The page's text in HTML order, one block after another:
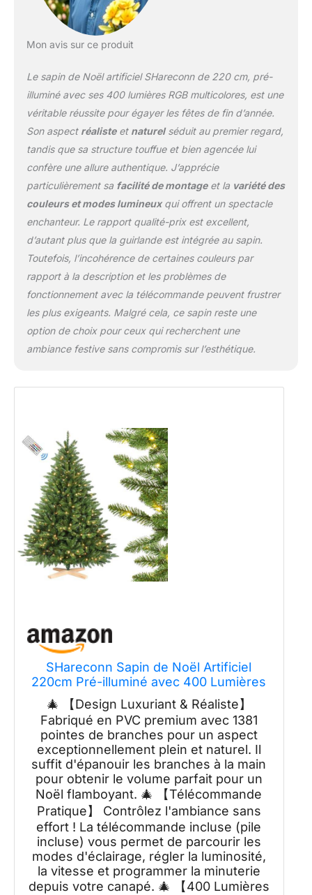
Mon avis sur ce produit
Le sapin de Noël artificiel SHareconn de 220 cm, pré-
illuminé avec ses 400 lumières RGB multicolores, est une
véritable réussite pour égayer les fêtes de fin d’année.
Son aspect réalisteet naturelséduit au premier regard,
tandis que sa structure touffue et bien agencée lui
confère une allure authentique. J’apprécie
particulièrement sa facilité de montageet la variété des
couleurs et modes lumineuxqui offrent un spectacle
enchanteur. Le rapport qualité-prix est excellent,
d’autant plus que la guirlande est intégrée au sapin.
Toutefois, l’incohérence de certaines couleurs par
rapport à la description et les problèmes de
fonctionnement avec la télécommande peuvent frustrer
les plus exigeants. Malgré cela, ce sapin reste une
option de choix pour ceux qui recherchent une
ambiance festive sans compromis sur l’esthétique.
SHareconn Sapin de Noël Artificiel
220cm Pré-illuminé avec 400 Lumières
RGB Multicolores & Télécommande, 1381
Pointes de Branches sur Support en
Bois Croisé Stable, Décoration de Fêtes
pour la Maison
🎄 【Design Luxuriant & Réaliste】
Fabriqué en PVC premium avec 1381
pointes de branches pour un aspect
exceptionnellement plein et naturel. Il
suffit d'épanouir les branches à la main
pour obtenir le volume parfait pour un
Noël flamboyant. 🎄 【Télécommande
Pratique】 Contrôlez l'ambiance sans
effort ! La télécommande incluse (pile
incluse) vous permet de parcourir les
modes d'éclairage, régler la luminosité,
la vitesse et programmer la minuterie
depuis votre canapé. 🎄 【400 Lumières